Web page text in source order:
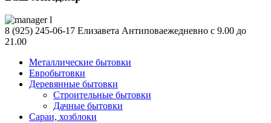
8 (925) 245-06-17 Елизавета Антиповаежедневно с 9.00 до
21.00
Металлические бытовки
Евробытовки
Деревянные бытовки
Строительные бытовки
Дачные бытовки
Сараи, хозблоки